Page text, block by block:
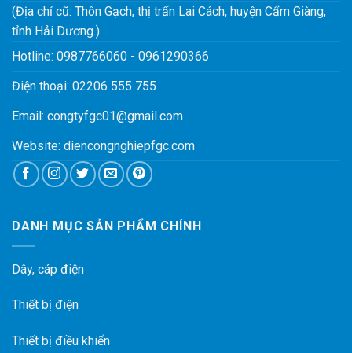
(Địa chỉ cũ: Thôn Gạch, thị trấn Lai Cách, huyện Cẩm Giàng,
tỉnh Hải Dương.)
Hotline: 0987766060 - 0961290366
Điện thoại: 02206 555 755
Email: congtyfgc01@gmail.com
Website: diencongnghiepfgc.com
DANH MỤC SẢN PHẨM CHÍNH
Dây, cáp điện
Thiết bị điện
Thiết bị điều khiển